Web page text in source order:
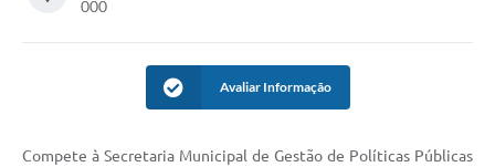
000
Avaliar Informação
Compete à Secretaria Municipal de Gestão de Políticas Públicas